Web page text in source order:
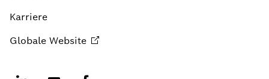
Karriere
Globale Website